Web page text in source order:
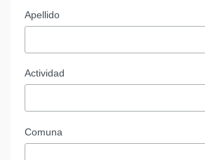
Apellido
Actividad
Comuna